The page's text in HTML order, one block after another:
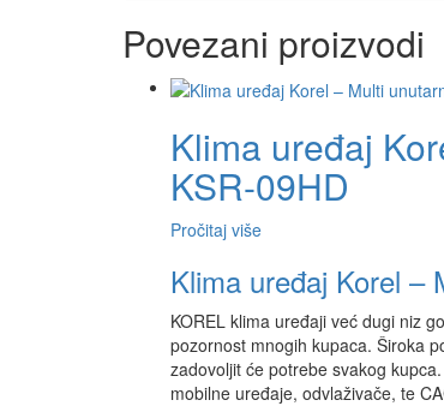
Povezani proizvodi
Klima uređaj
KSR-09HD
Pročitaj više
Klima uređaj Korel –
KOREL klima uređaji već dugi niz
pozornost mnogih kupaca. Široka
zadovoljit će potrebe svakog
mobilne uređaje, odvlaživače, te